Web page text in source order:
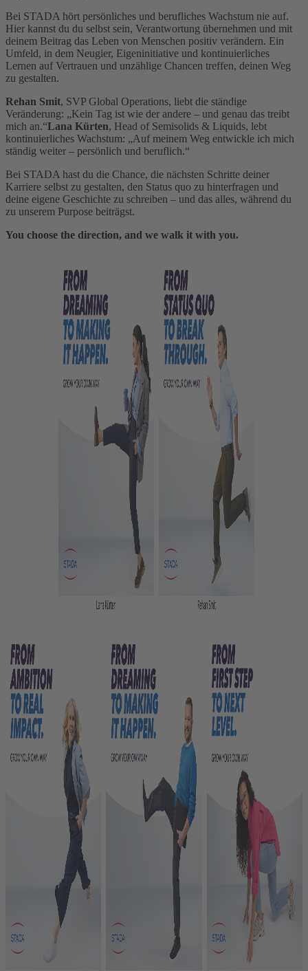
Bei STADA hört persönliches und berufliches Wachstum nie auf.
Hier kannst du du selbst sein, Verantwortung übernehmen und mit
deinem Beitrag das Leben von Menschen positiv verändern. Ein
Umfeld, in dem Neugier, Eigeninitiative und kontinuierliches
Lernen auf Vertrauen und unzählige Chancen treffen, deinen Weg
zu gestalten.
Rehan Smit, SVP Global Operations, liebt die ständige
Veränderung: „Kein Tag ist wie der andere – und genau das treibt
mich an.“Lana Kürten, Head of Semisolids & Liquids, lebt
kontinuierliches Wachstum: „Auf meinem Weg entwickle ich mich
ständig weiter – persönlich und beruflich.“
Bei STADA hast du die Chance, die nächsten Schritte deiner
Karriere selbst zu gestalten, den Status quo zu hinterfragen und
deine eigene Geschichte zu schreiben – und das alles, während du
zu unserem Purpose beiträgst.
You choose the direction, and we walk it with you.